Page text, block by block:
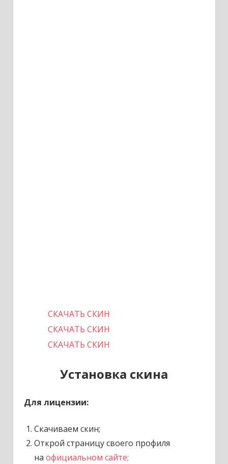
СКАЧАТЬ СКИН
СКАЧАТЬ СКИН
СКАЧАТЬ СКИН
Установка скина
Для лицензии:
Скачиваем скин;
Открой страницу своего профиля
на официальном сайте;